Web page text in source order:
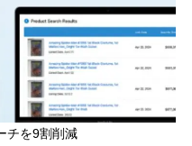
チを9割削減